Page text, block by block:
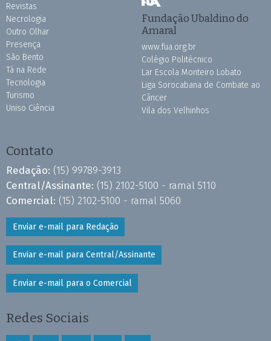
Revistas
Necrologia
Outro Olhar
Presença
São Bento
Tá na Rede
Tecnologia
Turismo
Uniso Ciência
Fundação Ubaldino do
Amaral
www.fua.org.br
Colégio Politécnico
Lar Escola Monteiro Lobato
Liga Sorocabana de Combate ao
Câncer
Vila dos Velhinhos
Contato
Redação: (15) 99789-3913
Central/Assinante: (15) 2102-5100 - ramal 5110
Comercial: (15) 2102-5100 - ramal 5060
Enviar e-mail para Redação
Enviar e-mail para Central/Assinante
Enviar e-mail para o Comercial
Redes Sociais